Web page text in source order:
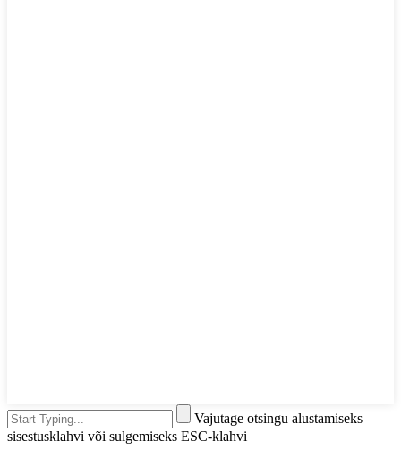
Vajutage otsingu alustamiseks
sisestusklahvi või sulgemiseks ESC-klahvi